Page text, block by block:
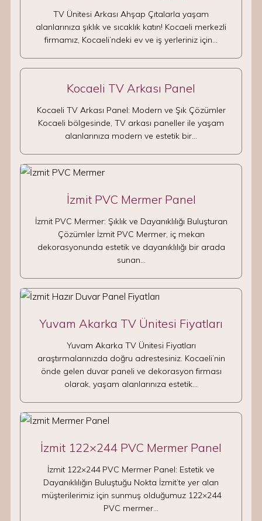
TV Ünitesi Arkası Ahşap Çıtalarla yaşam
alanlarınıza şıklık ve sıcaklık katın! Kocaeli merkezli
firmamız, Kocaeli’ndeki ev ve iş yerleriniz için…
Kocaeli TV Arkası Panel
Kocaeli TV Arkası Panel: Modern ve Şık Çözümler
Kocaeli bölgesinde, TV arkası paneller ile yaşam
alanlarınıza modern ve estetik bir…
İzmit PVC Mermer Panel
İzmit PVC Mermer: Şıklık ve Dayanıklılığı Buluşturan
Çözümler İzmit PVC Mermer, iç mekan
dekorasyonunda estetik ve dayanıklılığı bir arada
sunan…
Yuvam Akarka TV Ünitesi Fiyatları
Yuvam Akarka TV Ünitesi Fiyatları
araştırmalarınızda doğru adrestesiniz. Kocaeli’nin
önde gelen duvar paneli ve dekorasyon firması
olarak, yaşam alanlarınıza estetik…
İzmit 122×244 PVC Mermer Panel
İzmit 122×244 PVC Mermer Panel: Estetik ve
Dayanıklılığın Buluştuğu Nokta İzmit’te yer alan
müşterilerimiz için sunmuş olduğumuz 122×244
PVC mermer…